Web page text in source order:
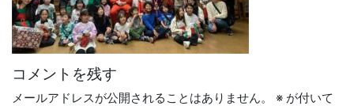
コメントを残す
メールアドレスが公開されることはありません。 ※ が付いて